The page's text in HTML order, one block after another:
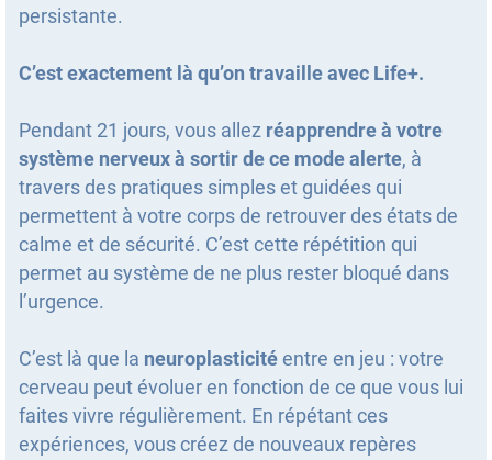
persistante.
C’est exactement là qu’on travaille avec Life+.
Pendant 21 jours, vous allez réapprendre à votre
système nerveux à sortir de ce mode alerte, à
travers des pratiques simples et guidées qui
permettent à votre corps de retrouver des états de
calme et de sécurité. C’est cette répétition qui
permet au système de ne plus rester bloqué dans
l’urgence.
C’est là que la neuroplasticitéentre en jeu : votre
cerveau peut évoluer en fonction de ce que vous lui
faites vivre régulièrement. En répétant ces
expériences, vous créez de nouveaux repères